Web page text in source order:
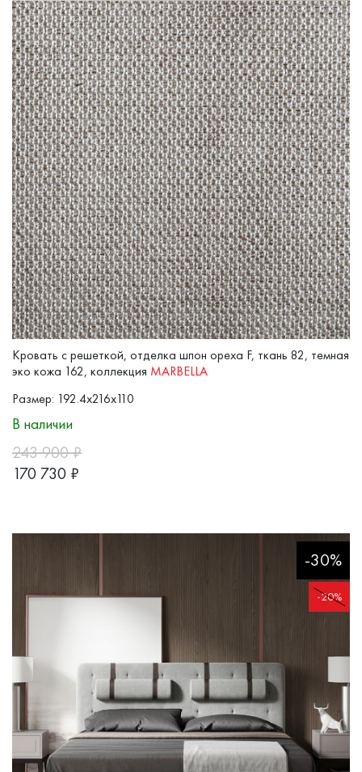
Кровать с решеткой, отделка шпон ореха F, ткань 82, темная
эко кожа 162, коллекция MARBELLA
Размер: 192.4x216x110
В наличии
243 900₽
170 730 ₽
-30%
-20%